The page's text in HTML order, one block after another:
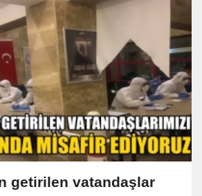
getirilen vatandaşlar